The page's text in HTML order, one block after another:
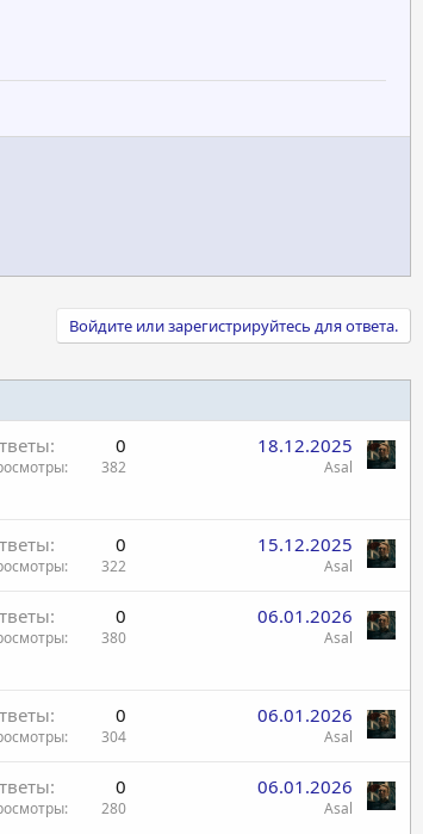
Войдите или зарегистрируйтесь для ответа.
0
382
18.12.2025
Asal
0
322
15.12.2025
Asal
0
380
06.01.2026
Asal
0
304
06.01.2026
Asal
0
280
06.01.2026
Asal